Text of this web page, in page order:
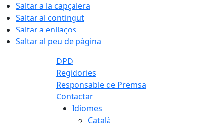
Saltar a la capçalera
Saltar al contingut
Saltar a enllaços
Saltar al peu de pàgina
DPD
Regidories
Responsable de Premsa
Contactar
Idiomes
Català